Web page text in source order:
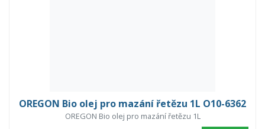
OREGON Bio olej pro mazání řetězu 1L O10-6362
OREGON Bio olej pro mazání řetězu 1L